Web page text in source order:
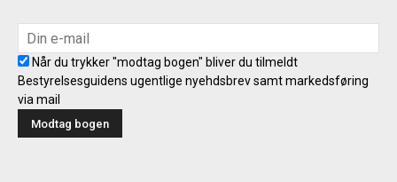
Når du trykker "modtag bogen" bliver du tilmeldt
Bestyrelsesguidens ugentlige nyehdsbrev samt markedsføring
via mail